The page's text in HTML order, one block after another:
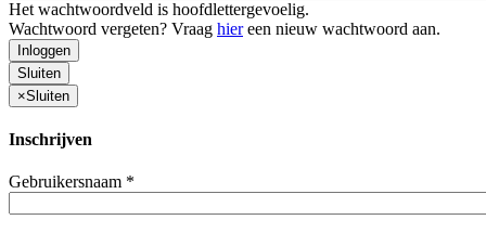
Het wachtwoordveld is hoofdlettergevoelig.
Wachtwoord vergeten? Vraag hiereen nieuw wachtwoord aan.
Inloggen
Sluiten
×Sluiten
Inschrijven
Gebruikersnaam *